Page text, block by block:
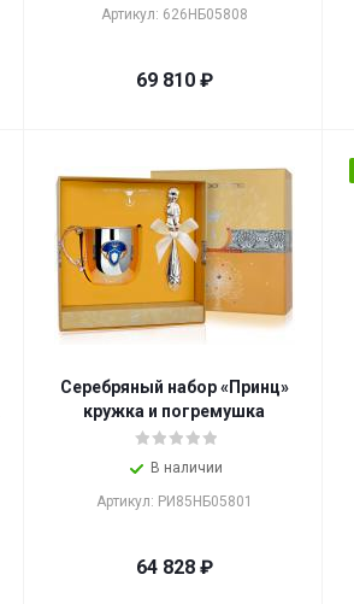
Артикул: 626НБ05808
69 810₽
Серебряный набор «Принц»
кружка и погремушка
В наличии
Артикул: РИ85НБ05801
64 828₽